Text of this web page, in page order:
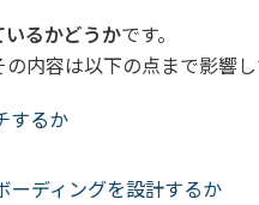
るかどうかです。
内容は以下の点まで影響し
するか
ーディングを設計するか